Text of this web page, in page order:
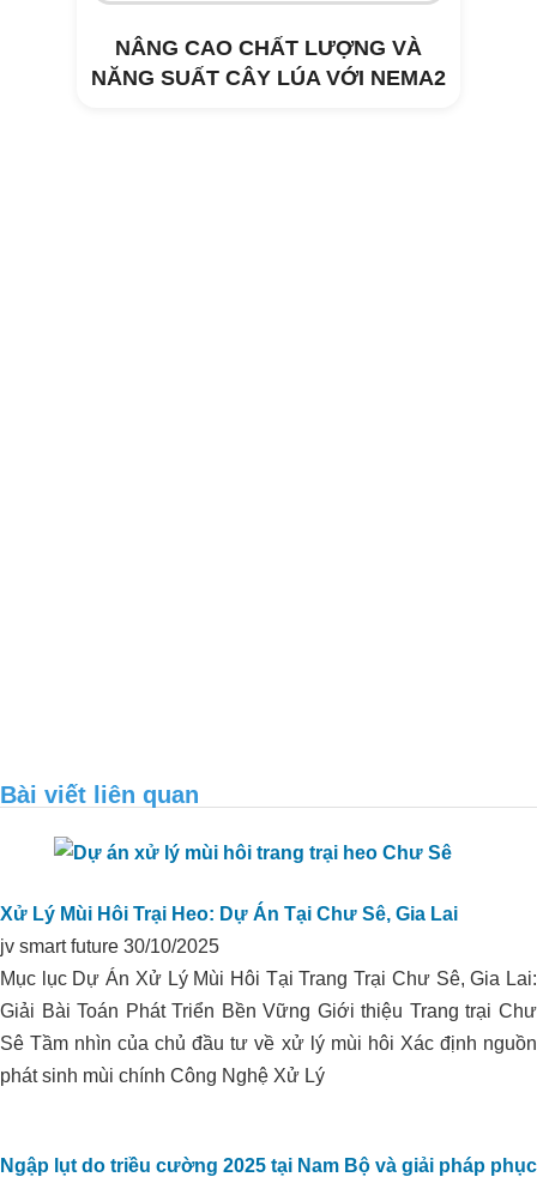
Sáng – Quảng Ngãi
NÂNG CAO CHẤT LƯỢNG VÀ
NĂNG SUẤT CÂY LÚA VỚI NEMA2
HẠ PHÈN DÙNG ORGANIC
CARBON CHO VÙNG CHUYÊN
Bài viết liên quan
Xử Lý Mùi Hôi Trại Heo: Dự Án Tại Chư Sê, Gia Lai
jv smart future 30/10/2025
Mục lục Dự Án Xử Lý Mùi Hôi Tại Trang Trại Chư Sê, Gia Lai:
Giải Bài Toán Phát Triển Bền Vững Giới thiệu Trang trại Chư
Sê Tầm nhìn của chủ đầu tư về xử lý mùi hôi Xác định nguồn
phát sinh mùi chính Công Nghệ Xử Lý
Ngập lụt do triều cường 2025 tại Nam Bộ và giải pháp phục